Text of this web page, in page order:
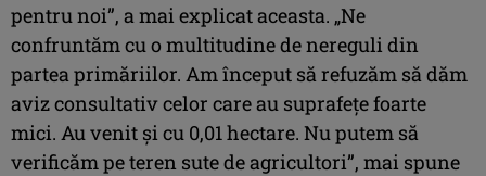
pentru noi”, a mai explicat aceasta. „Ne
confruntăm cu o multitudine de nereguli din
partea primăriilor. Am început să refuzăm să dăm
aviz consultativ celor care au suprafeţe foarte
mici. Au venit şi cu 0,01 hectare. Nu putem să
verificăm pe teren sute de agricultori”, mai spune